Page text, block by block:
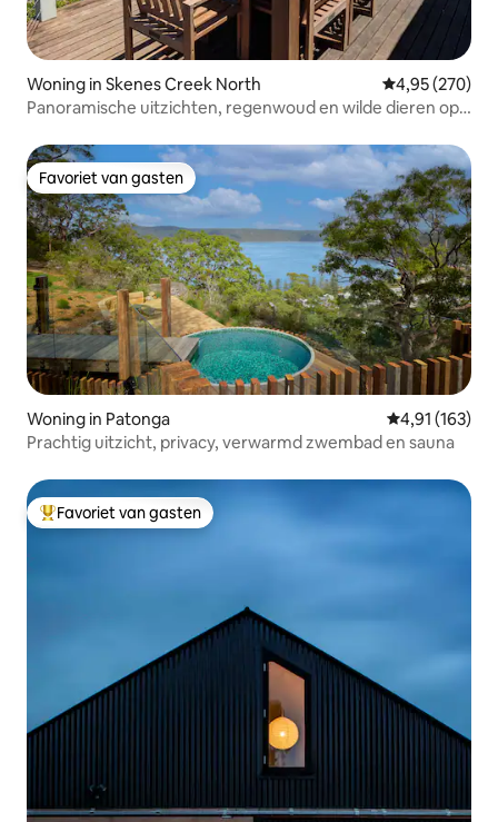
Woning in Skenes Creek North Gemiddelde
4,95 (270)
Panoramische uitzichten, regenwoud en wilde dieren op
Favoriet van gasten
Favoriet van gasten
Woning in Patonga Gemiddelde
4,91 (163)
Prachtig uitzicht, privacy, verwarmd zwembad en sauna
Topfavoriet van gasten
Favoriet van gasten